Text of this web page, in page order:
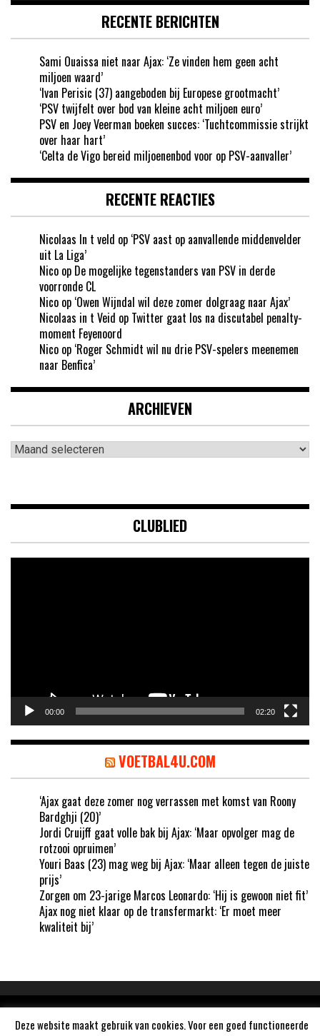
RECENTE BERICHTEN
Sami Ouaissa niet naar Ajax: ‘Ze vinden hem geen acht
miljoen waard’
‘Ivan Perisic (37) aangeboden bij Europese grootmacht’
‘PSV twijfelt over bod van kleine acht miljoen euro’
PSV en Joey Veerman boeken succes: ‘Tuchtcommissie strijkt
over haar hart’
‘Celta de Vigo bereid miljoenenbod voor op PSV-aanvaller’
RECENTE REACTIES
Nicolaas In t veld op ‘PSV aast op aanvallende middenvelder
uit La Liga’
Nico op De mogelijke tegenstanders van PSV in derde
voorronde CL
Nico op ‘Owen Wijndal wil deze zomer dolgraag naar Ajax’
Nicolaas in t Veid op Twitter gaat los na discutabel penalty-
moment Feyenoord
Nico op ‘Roger Schmidt wil nu drie PSV-spelers meenemen
naar Benfica’
ARCHIEVEN
Archieven
CLUBLIED
00:00 02:20
VOETBAL4U.COM
‘Ajax gaat deze zomer nog verrassen met komst van Roony
Bardghji (20)’
Jordi Cruijff gaat volle bak bij Ajax: ‘Maar opvolger mag de
rotzooi opruimen’
Youri Baas (23) mag weg bij Ajax: ‘Maar alleen tegen de juiste
prijs’
Zorgen om 23-jarige Marcos Leonardo: ‘Hij is gewoon niet fit’
Ajax nog niet klaar op de transfermarkt: ‘Er moet meer
kwaliteit bij’
Aangedreven door WordPress
Deze website maakt gebruik van cookies. Voor een goed functioneerde